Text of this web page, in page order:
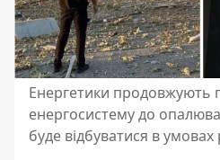
Енергетики продовжують
енергосистему до
буде відбуватися в умовах